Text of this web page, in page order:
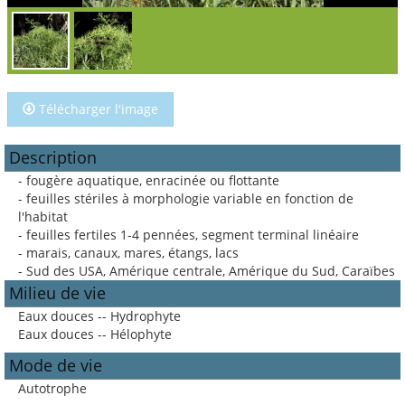
Télécharger l'image
Description
- fougère aquatique, enracinée ou flottante
- feuilles stériles à morphologie variable en fonction de
l'habitat
- feuilles fertiles 1-4 pennées, segment terminal linéaire
- marais, canaux, mares, étangs, lacs
- Sud des USA, Amérique centrale, Amérique du Sud, Caraïbes
Milieu de vie
Eaux douces -- Hydrophyte
Eaux douces -- Hélophyte
Mode de vie
Autotrophe